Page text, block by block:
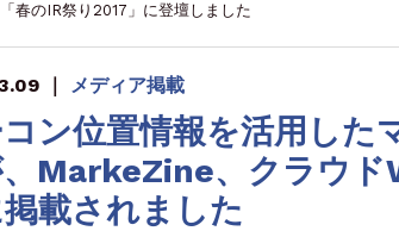
春のIR祭り2017」に登壇しました
｜ メディア掲載
コン位置情報を活用した
MarkeZine、クラウ
載されました